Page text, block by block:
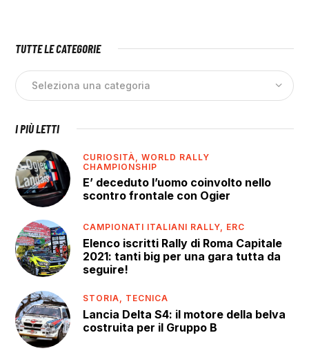
TUTTE LE CATEGORIE
I PIÙ LETTI
CURIOSITÀ,WORLD RALLY
CHAMPIONSHIP
E’ deceduto l’uomo coinvolto nello
scontro frontale con Ogier
CAMPIONATI ITALIANI RALLY, ERC
Elenco iscritti Rally di Roma Capitale
2021: tanti big per una gara tutta da
seguire!
STORIA, TECNICA
Lancia Delta S4: il motore della belva
costruita per il Gruppo B